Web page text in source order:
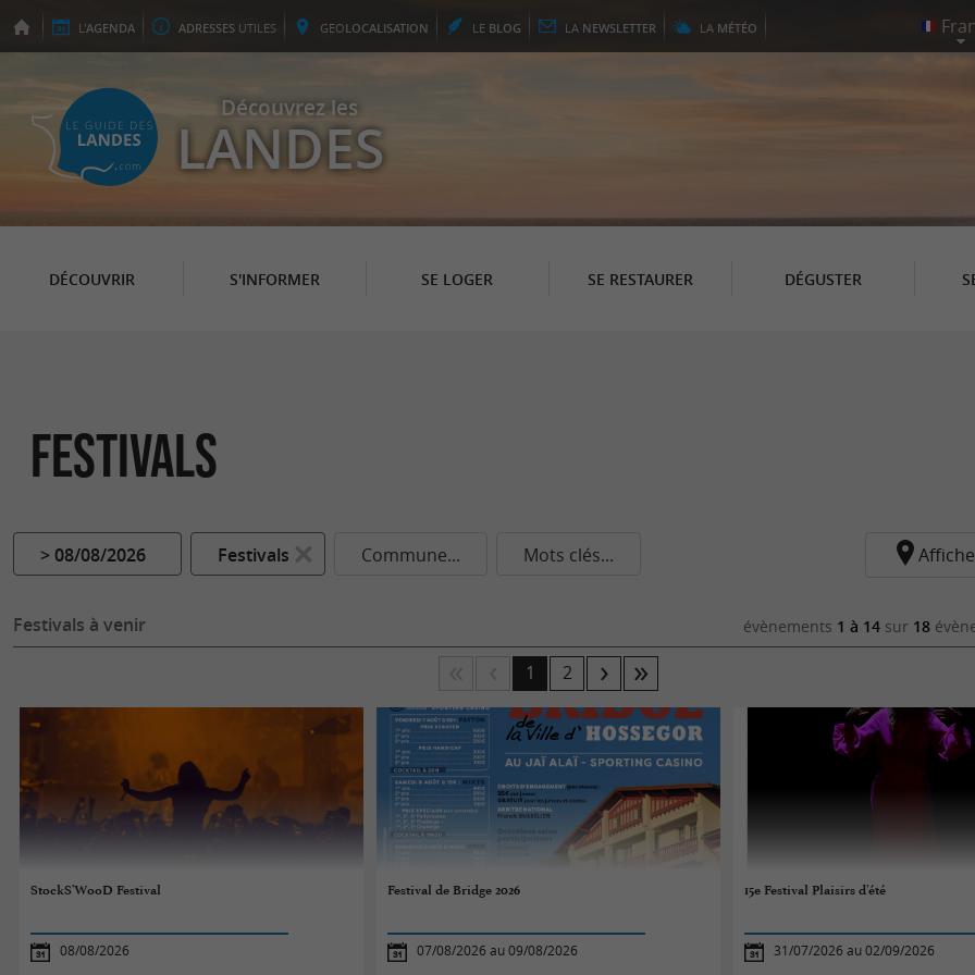
L'AGENDA ADRESSES UTILES GEOLOCALISATION LE BLOG LA NEWSLETTER LA MÉTÉO
Découvrez les
LANDES
DÉCOUVRIR S'INFORMER SE LOGER SE RESTAURER DÉGUSTER
Festivals
> 08/08/2026 Festivals Commune... Mots clés...
Festivals à venir évènements 1 à 14 sur 18
1 2
StockS'WooD Festival
08/08/2026
Festival de Bridge 2026
07/08/2026 au 09/08/2026
15e Festival Plaisirs d'été
31/07/2026 au 02/09/2026